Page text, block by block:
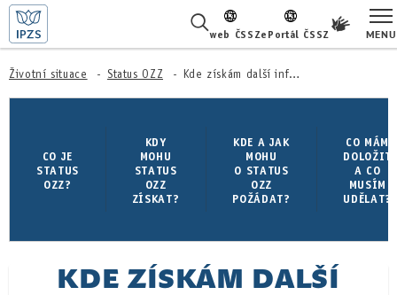
web ČSSZePortál ČSSZ MENU
ŽIVOTNÍ SITUACE
O NÁS
PRO LÉKAŘE
PRO MÉDIA
Životní situace Status OZZ Kde získám další informace?
CO JE
STATUS
OZZ?
KDY
MOHU
STATUS
OZZ
ZÍSKAT?
KDE A JAK
MOHU
O STATUS
OZZ
POŽÁDAT?
CO MÁM
DOLOŽIT
A CO
MUSÍM
UDĚLAT?
KDE ZÍSKÁM DALŠÍ